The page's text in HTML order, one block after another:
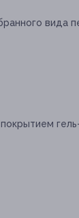
вида